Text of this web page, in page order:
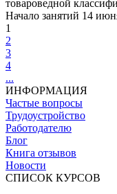
товароведной
Начало занятий 14
1
2
3
4
...
ИНФОРМАЦИЯ
Частые вопросы
Трудоустройство
Работодателю
Блог
Книга отзывов
Новости
СПИСОК КУРСОВ